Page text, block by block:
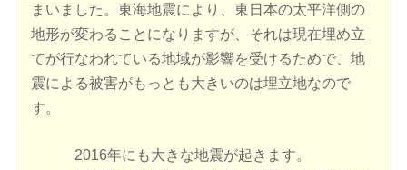
まいました。東海地震により、東日本の太平洋側の
地形が変わることになりますが、それは現在埋め立
てが行なわれている地域が影響を受けるためで、地
震による被害がもっとも大きいのは埋立地なので
す。
2016年にも大きな地震が起きます。